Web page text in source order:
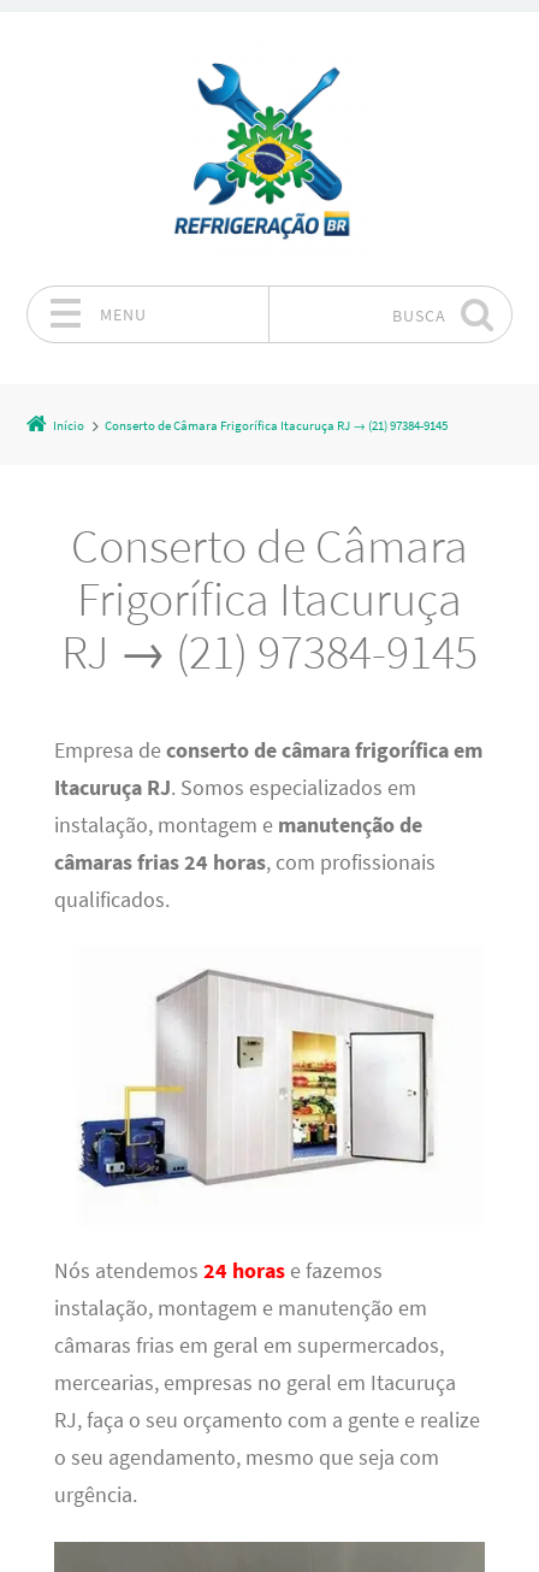
MENU BUSCA
Início Conserto de Câmara Frigorífica Itacuruça RJ → (21) 97384-9145
Conserto de Câmara
Frigorífica Itacuruça
RJ → (21) 97384-9145
Empresa deconserto de câmara frigorífica em
Itacuruça RJ. Somos especializados em
instalação, montagem e manutenção de
câmaras frias 24 horas, com profissionais
qualificados.
Nós atendemos 24 horase fazemos
instalação, montagem e manutenção em
câmaras frias em geral em supermercados,
mercearias, empresas no geral em Itacuruça
RJ, faça o seu orçamento com a gente e realize
o seu agendamento, mesmo que seja com
urgência.